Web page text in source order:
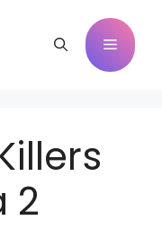
Menú
2